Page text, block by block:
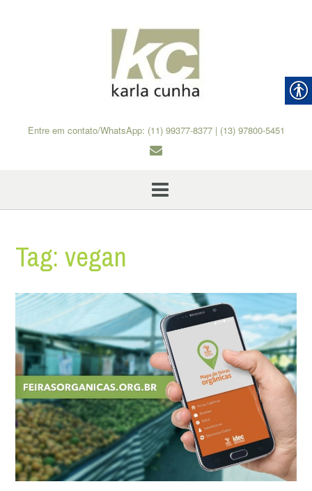
Entre em contato/WhatsApp: (11) 99377-8377 | (13) 97800-5451
Tag: vegan